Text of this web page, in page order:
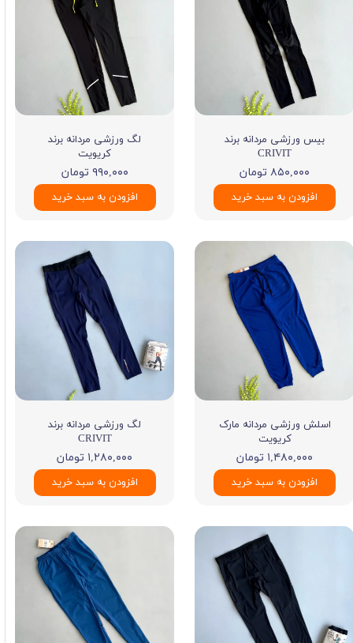
بیس ورزشی مردانه برند
CRIVIT
۸۵۰,۰۰۰ تومان
افزودن به سبد خرید
لگ ورزشی مردانه برند
کریویت
۹۹۰,۰۰۰ تومان
افزودن به سبد خرید
اسلش ورزشی مردانه مارک
کریویت
۱,۴۸۰,۰۰۰ تومان
افزودن به سبد خرید
لگ ورزشی مردانه برند
CRIVIT
۱,۲۸۰,۰۰۰ تومان
افزودن به سبد خرید